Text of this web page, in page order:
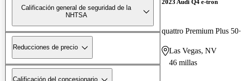
Calificación general de seguridad de la
NHTSA
Reducciones de precio
Calificación del concesionario
2023 Audi Q4 e-tron
quattro Premium Plus 50
Las Vegas, NV
46 millas